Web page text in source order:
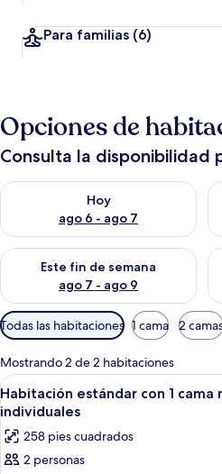
Para familias (6)
Opciones de
Consulta la disponibilidad
Hoy
ago 6 - ago 7
Consulta la disponibilidad para
Este fin de semana
ago 7 - ago 9
Consulta la disponibilidad para
Filtros
disponibles
para
las
habitaciones
Todas las habitaciones 1 cama 2
Mostrando 2 de 2 habitaciones
Abrir
todas
las
fotos
de
6
Habitación estándar con 1 cama
individuales
258 pies cuadrados
2 personas